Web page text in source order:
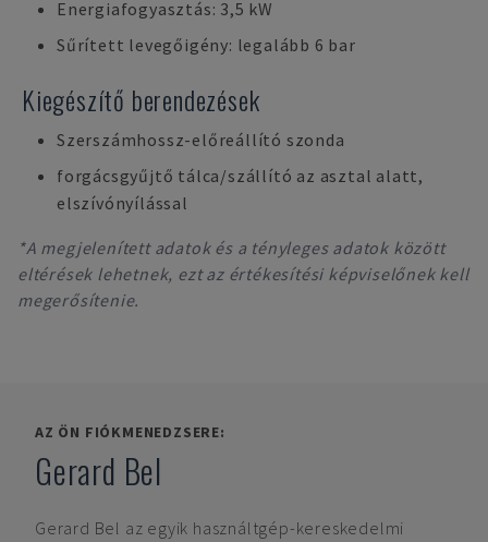
Energiafogyasztás: 3,5 kW
Sűrített levegőigény: legalább 6 bar
Kiegészítő berendezések
Szerszámhossz-előreállító szonda
forgácsgyűjtő tálca/szállító az asztal alatt,
elszívónyílással
*A megjelenített adatok és a tényleges adatok között
eltérések lehetnek, ezt az értékesítési képviselőnek kell
megerősítenie.
AZ ÖN FIÓKMENEDZSERE:
Gerard Bel
Gerard Bel az egyik használtgép-kereskedelmi